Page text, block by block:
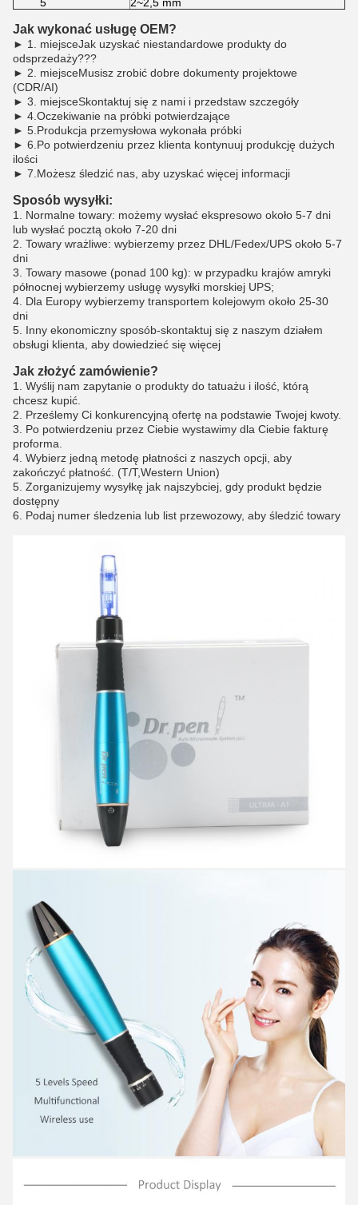
Jak wykonać usługę OEM?
► 1. miejsceJak uzyskać niestandardowe produkty do
odsprzedaży???
► 2. miejsceMusisz zrobić dobre dokumenty projektowe
(CDR/AI)
► 3. miejsceSkontaktuj się z nami i przedstaw szczegóły
► 4.Oczekiwanie na próbki potwierdzające
► 5.Produkcja przemysłowa wykonała próbki
► 6.Po potwierdzeniu przez klienta kontynuuj produkcję dużych
ilości
► 7.Możesz śledzić nas, aby uzyskać więcej informacji
Sposób wysyłki:
1. Normalne towary: możemy wysłać ekspresowo około 5-7 dni
lub wysłać pocztą około 7-20 dni
2. Towary wrażliwe: wybierzemy przez DHL/Fedex/UPS około 5-7
dni
3. Towary masowe (ponad 100 kg): w przypadku krajów amryki
północnej wybierzemy usługę wysyłki morskiej UPS;
4. Dla Europy wybierzemy transportem kolejowym około 25-30
dni
5. Inny ekonomiczny sposób-skontaktuj się z naszym działem
obsługi klienta, aby dowiedzieć się więcej
Jak złożyć zamówienie?
1. Wyślij nam zapytanie o produkty do tatuażu i ilość, którą
chcesz kupić.
2. Prześlemy Ci konkurencyjną ofertę na podstawie Twojej kwoty.
3. Po potwierdzeniu przez Ciebie wystawimy dla Ciebie fakturę
proforma.
4. Wybierz jedną metodę płatności z naszych opcji, aby
zakończyć płatność. (T/T,Western Union)
5. Zorganizujemy wysyłkę jak najszybciej, gdy produkt będzie
dostępny
6. Podaj numer śledzenia lub list przewozowy, aby śledzić towary